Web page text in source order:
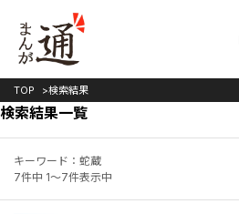
TOP 検索結果
検索結果一覧
キーワード：蛇蔵
7件中 1～7件表示中